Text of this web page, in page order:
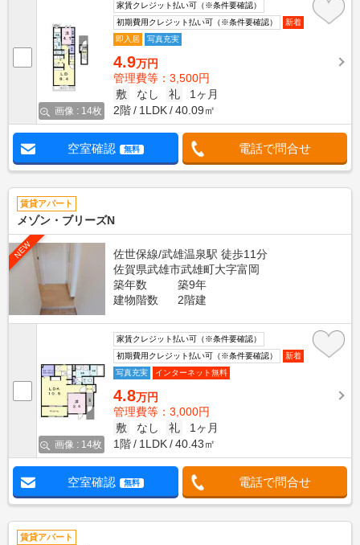
画像 : 14枚
家賃クレジット払い可（※条件要確認）
初期費用クレジット払い可（※条件要確認）
新着
即入居
写真充実
4.9万円
管理費等：3,500円
敷
なし 礼
1ヶ月
2階
1LDK 40.09㎡
空室確認 無料 電話で問合せ
賃貸アパート
メゾン・ブリーズN
NEW
佐世保線/武雄温泉駅 徒歩11分
佐賀県武雄市武雄町大字富岡
築年数
築9年
建物階数
2階建
画像 : 14枚
家賃クレジット払い可（※条件要確認）
初期費用クレジット払い可（※条件要確認）
新着
写真充実
インターネット無料
4.8万円
管理費等：3,000円
敷
なし 礼
1ヶ月
1階
1LDK 40.43㎡
空室確認 無料 電話で問合せ
賃貸アパート